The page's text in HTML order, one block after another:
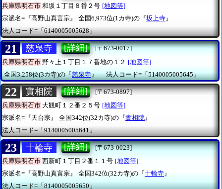
兵庫県明石市 和坂１丁目８番２号 [地図等]
宗派名=『高野山真言宗』
全国6,973位(1カ寺)の『坂上寺』
法人コード=「6140005005628」
21 慈泉寺 [詳細]
[〒673-0017]
兵庫県明石市 野々上１丁目１７番地の１２ [地図等]
全国3,258位(3カ寺)の『慈泉寺』 法人コード=「5140005005645」
22 實相院 [詳細]
[〒673-0897]
兵庫県明石市 大観町１２番２５号 [地図等]
宗派名=『天台宗』
全国342位(32カ寺)の『實相院 』
法人コード=「9140005005641」
23 十輪寺 [詳細]
[〒673-0023]
兵庫県明石市 西新町１丁目２番１１号 [地図等]
宗派名=『高野山真言宗』
全国342位(32カ寺)の『十輪寺』
法人コード=「8140005005650」